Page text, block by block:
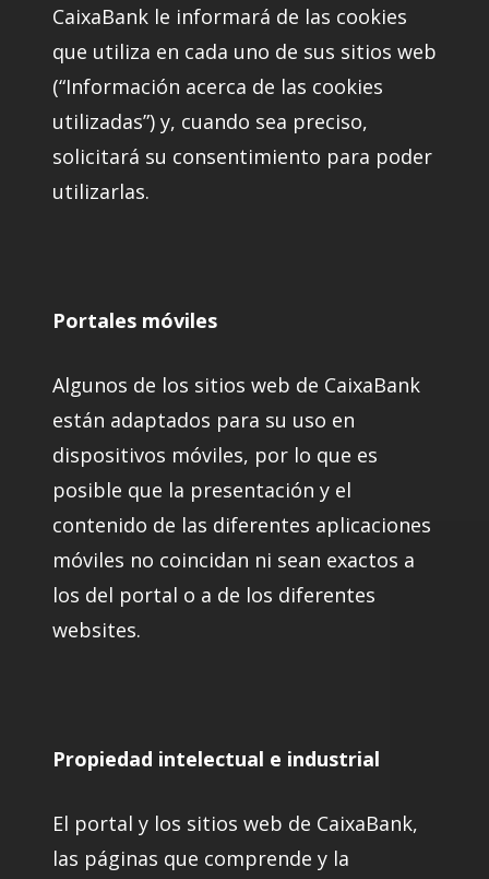
CaixaBank le informará de las cookies
que utiliza en cada uno de sus sitios web
(“Información acerca de las cookies
utilizadas”) y, cuando sea preciso,
solicitará su consentimiento para poder
utilizarlas.
Portales móviles
Algunos de los sitios web de CaixaBank
están adaptados para su uso en
dispositivos móviles, por lo que es
posible que la presentación y el
contenido de las diferentes aplicaciones
móviles no coincidan ni sean exactos a
los del portal o a de los diferentes
websites.
Propiedad intelectual e industrial
El portal y los sitios web de CaixaBank,
las páginas que comprende y la